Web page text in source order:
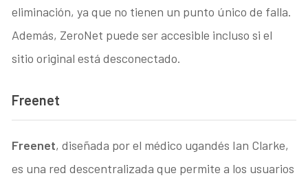
eliminación, ya que no tienen un punto único de falla.
Además, ZeroNet puede ser accesible incluso si el
sitio original está desconectado.
Freenet
Freenet, diseñada por el médico ugandés Ian Clarke,
es una red descentralizada que permite a los usuarios